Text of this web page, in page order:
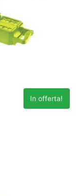
In offerta!